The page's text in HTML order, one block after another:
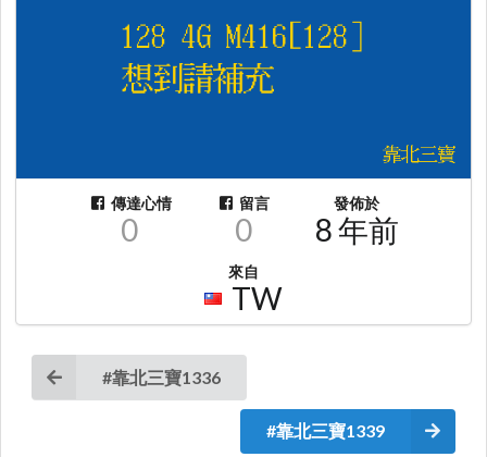
傳達心情
0
留言
0
發佈於
8 年前
來自
TW
#靠北三寶1336
#靠北三寶1339